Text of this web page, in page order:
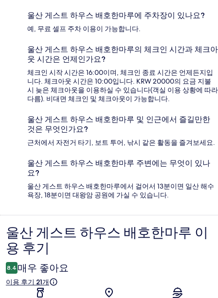
울산 게스트 하우스 배호한마루에 주차장이 있나요?
예, 무료 셀프 주차 이용이 가능합니다.
울산 게스트 하우스 배호한마루의 체크인 시간과 체크아
웃 시간은 언제인가요?
체크인 시작 시간은 16:00이며, 체크인 종료 시간은 언제든지입
니다. 체크아웃 시간은 10:00입니다. KRW 20000의 요금 지불
시 늦은 체크아웃을 이용하실 수 있습니다(객실 이용 상황에 따라
다름). 비대면 체크인 및 체크아웃이 가능합니다.
울산 게스트 하우스 배호한마루 및 인근에서 즐길만한
것은 무엇인가요?
근처에서 자전거 타기, 보트 투어, 낚시 같은 활동을 즐겨보세요.
울산 게스트 하우스 배호한마루 주변에는 무엇이 있나
요?
울산 게스트 하우스 배호한마루에서 걸어서 13분이면 일산 해수
욕장, 18분이면 대왕암 공원에 가실 수 있습니다.
이
용
후
기
울산 게스트 하우스 배호한마루 이
용 후기
8.4 매우 좋아요
이용 후기 21개